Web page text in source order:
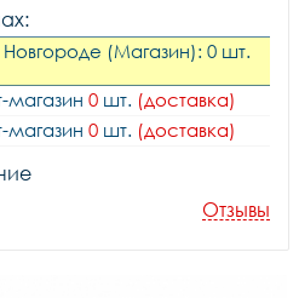
(Магазин): 0 шт.
магазин 0 шт. (доставка)
магазин 0 шт. (доставка)
Отзывы